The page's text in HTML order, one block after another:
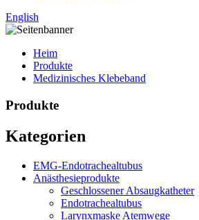
English
Heim
Produkte
Medizinisches Klebeband
Produkte
Kategorien
EMG-Endotrachealtubus
Anästhesieprodukte
Geschlossener Absaugkatheter
Endotrachealtubus
Larynxmaske Atemwege